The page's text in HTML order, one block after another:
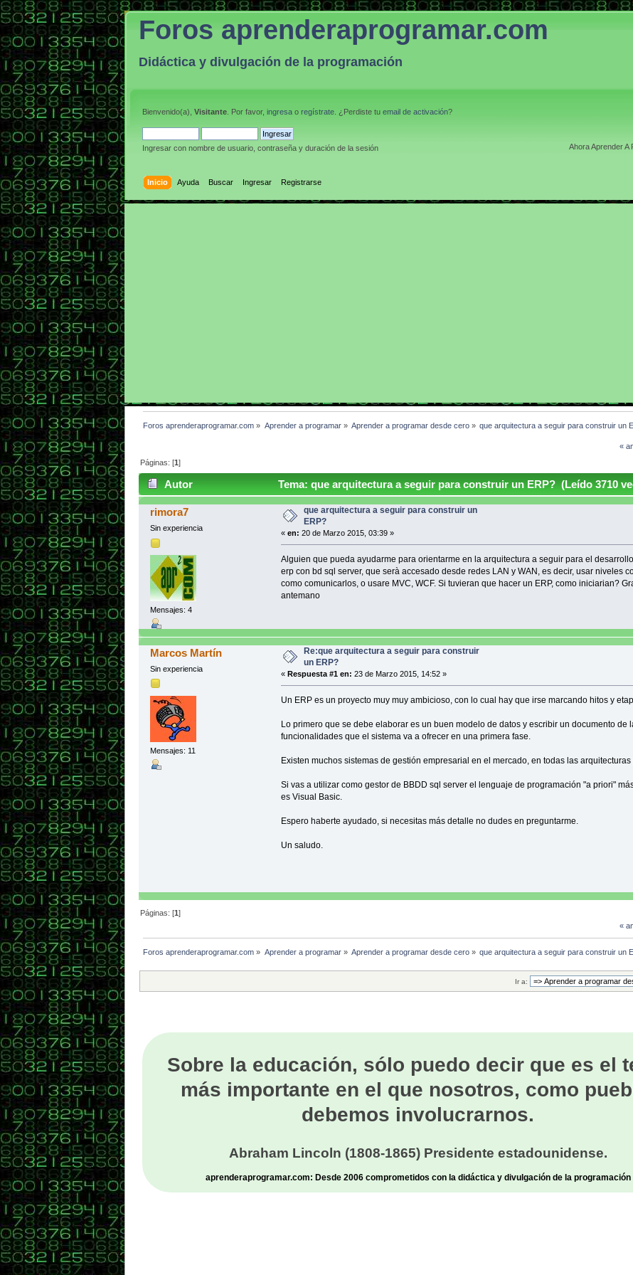
Foros aprenderaprogramar.com
Didáctica y divulgación de la programación
Bienvenido(a), Visitante . Por favor, ingresa o regístrate . ¿Perdiste tu email de activación?
Ingresar con nombre de usuario, contraseña y duración de la sesión
Ahora Aprender
Inicio Ayuda Buscar Ingresar Registrarse
Foros aprenderaprogramar.com » Aprender a programar» Aprender a programar desde cero» que arquitectura a seguir para construir un
«
Páginas: [1]
Autor Tema: que arquitectura a seguir para construir un ERP? (Leído 3710
rimora7
Sin experiencia
Mensajes: 4
que arquitectura a seguir para construir un
ERP?
« en: 20 de Marzo 2015, 03:39 »
Alguien que pueda ayudarme para orientarme en la arquitectura a seguir para el
erp con bd sql server, que serà accesado desde redes LAN y WAN, es decir, usar niveles
como comunicarlos, o usare MVC, WCF. Si tuvieran que hacer un ERP, como iniciarian?
antemano
Marcos Martín
Sin experiencia
Mensajes: 11
Re:que arquitectura a seguir para construir
un ERP?
« Respuesta #1 en: 23 de Marzo 2015, 14:52 »
Un ERP es un proyecto muy muy ambicioso, con lo cual hay que irse marcando hitos y
Lo primero que se debe elaborar es un buen modelo de datos y escribir un documento de
funcionalidades que el sistema va a ofrecer en una primera fase.
Existen muchos sistemas de gestión empresarial en el mercado, en todas las
Si vas a utilizar como gestor de BBDD sql server el lenguaje de programación "a priori"
es Visual Basic.
Espero haberte ayudado, si necesitas más detalle no dudes en preguntarme.
Un saludo.
Páginas: [1]
«
Foros aprenderaprogramar.com » Aprender a programar» Aprender a programar desde cero» que arquitectura a seguir para construir un
Ir a:
Sobre la educación, sólo puedo decir que es el
más importante en el que nosotros, como
debemos involucrarnos.
Abraham Lincoln (1808-1865) Presidente estadounidense.
aprenderaprogramar.com: Desde 2006 comprometidos con la didáctica y divulgación de la programación